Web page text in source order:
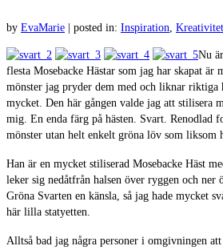
by EvaMarie posted in: Inspiration, Kreativitet
Nu
flesta Mosebacke Hästar som jag har skapat är
mönster jag pryder dem med och liknar riktiga
mycket. Den här gången valde jag att stilisera
mig. En enda färg på hästen. Svart. Renodlad
mönster utan helt enkelt gröna löv som liksom
Han är en mycket stiliserad Mosebacke Häst
leker sig nedåtfrån halsen över ryggen och ner
Gröna Svarten en känsla, så jag hade mycket
här lilla statyetten.
Alltså bad jag några personer i omgivningen